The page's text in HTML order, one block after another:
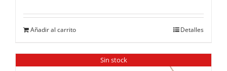
Añadir al carrito Detalles
Sin stock